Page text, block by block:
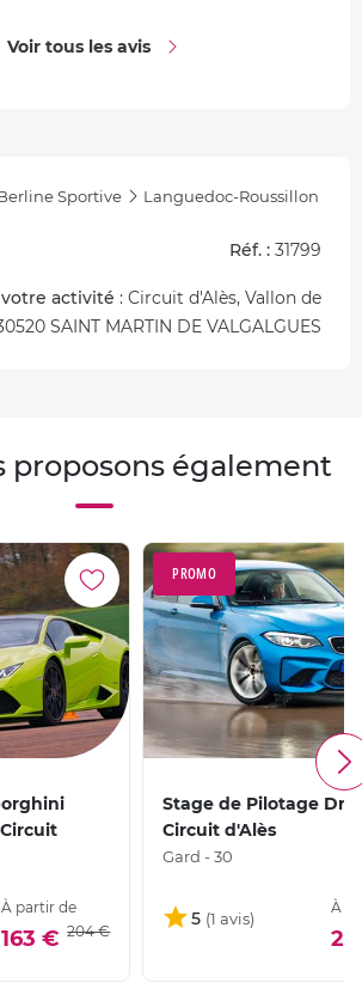
Voir tous les avis
Sportive Languedoc-Roussillon
Réf. : 31799
activité : Circuit d'Alès, Vallon de
SAINT MARTIN DE VALGALGUES
proposons également
À partir de
163 € 204 €
PROMO
Stage de Pilotage
Circuit d'Alès
Gard - 30
5
À